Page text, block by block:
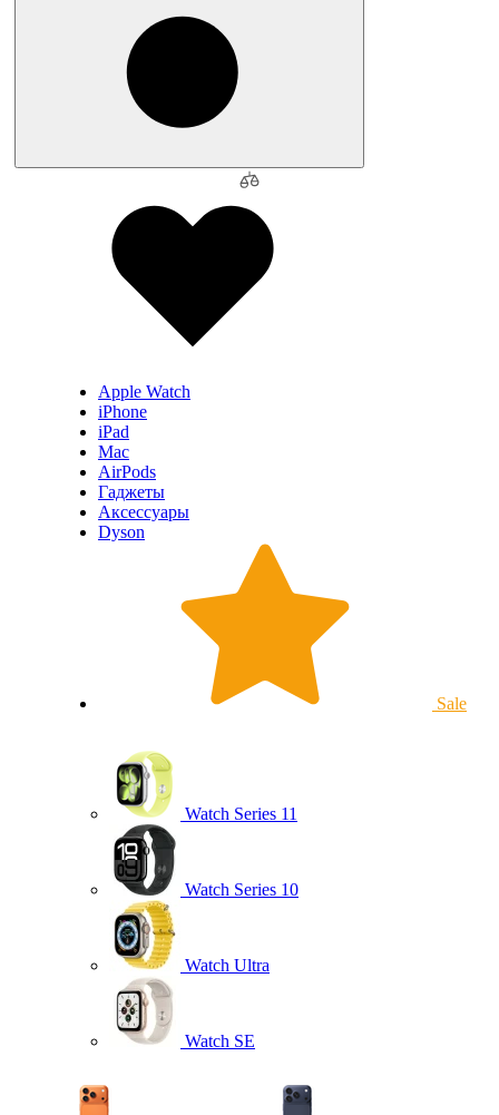
Apple Watch
iPhone
iPad
Mac
AirPods
Гаджеты
Аксессуары
Dyson
Sale
Watch Series 11
Watch Series 10
Watch Ultra
Watch SE